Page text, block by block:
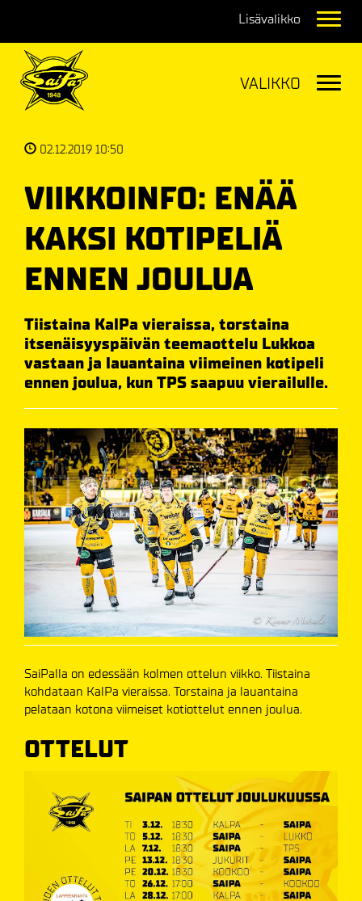
02.12.2019 10:50
VIIKKOINFO: ENÄÄ
KAKSI KOTIPELIÄ
ENNEN JOULUA
Tiistaina KalPa vieraissa, torstaina
itsenäisyyspäivän teemaottelu Lukkoa
vastaan ja lauantaina viimeinen kotipeli
ennen joulua, kun TPS saapuu vierailulle.
SaiPalla on edessään kolmen ottelun viikko. Tiistaina
kohdataan KalPa vieraissa. Torstaina ja lauantaina
pelataan kotona viimeiset kotiottelut ennen joulua.
OTTELUT